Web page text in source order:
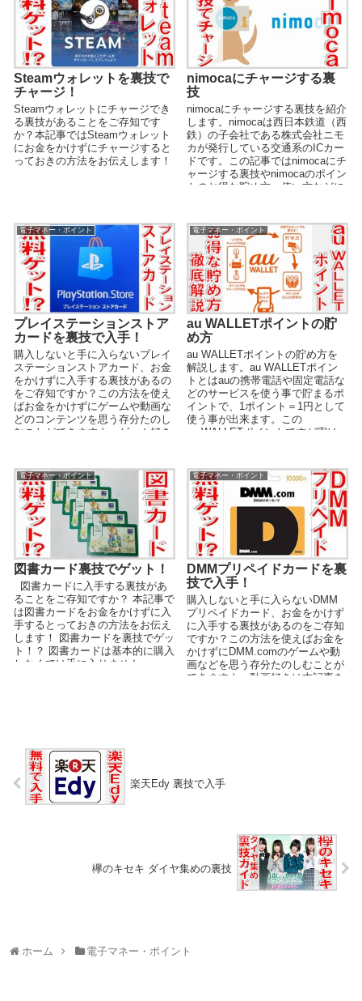
Steamウォレットを裏技で
チャージ！
Steamウォレットにチャージでき
る裏技があることをご存知です
か？本記事ではSteamウォレット
にお金をかけずにチャージすると
っておきの方法をお伝えします！
nimocaにチャージする裏
技
nimocaにチャージする裏技を紹介
します。nimocaは西日本鉄道（西
鉄）の子会社である株式会社ニモ
カが発行している交通系のICカー
ドです。この記事ではnimocaにチ
ャージする裏技やnimocaのポイン
トのお得な貯め方、使い方などに
電子マネー・ポイント
プレイステーションストア
カードを裏技で入手！
購入しないと手に入らないプレイ
ステーションストアカード、お金
をかけずに入手する裏技があるの
をご存知ですか？この方法を使え
ばお金をかけずにゲームや動画な
どのコンテンツを思う存分たのし
むことができますよ。ゲーム好き
電子マネー・ポイント
au WALLETポイントの貯
め方
au WALLETポイントの貯め方を
解説します。au WALLETポイン
トとはauの携帯電話や固定電話な
どのサービスを使う事で貯まるポ
イントで、1ポイント＝1円として
使う事が出来ます。この
au WALLETポイントですが実は
この記事ではau WALLETポイン
トのお得な貯め方について解説し
ます。
電子マネー・ポイント
図書カード裏技でゲット！
図書カードに入手する裏技があ
ることをご存知ですか？ 本記事で
は図書カードをお金をかけずに入
手するとっておきの方法をお伝え
します！ 図書カードを裏技でゲッ
ト！？ 図書カードは基本的に購入
しなくては手に入りません。 ……
電子マネー・ポイント
DMMプリペイドカードを裏
技で入手！
購入しないと手に入らないDMM
プリペイドカード、お金をかけず
に入手する裏技があるのをご存知
ですか？この方法を使えばお金を
かけずにDMM.comのゲームや動
画などを思う存分たのしむことが
できますよ。動画好きは本記事を
楽天Edy 裏技で入手
欅のキセキ ダイヤ集めの裏技
ホーム 電子マネー・ポイント